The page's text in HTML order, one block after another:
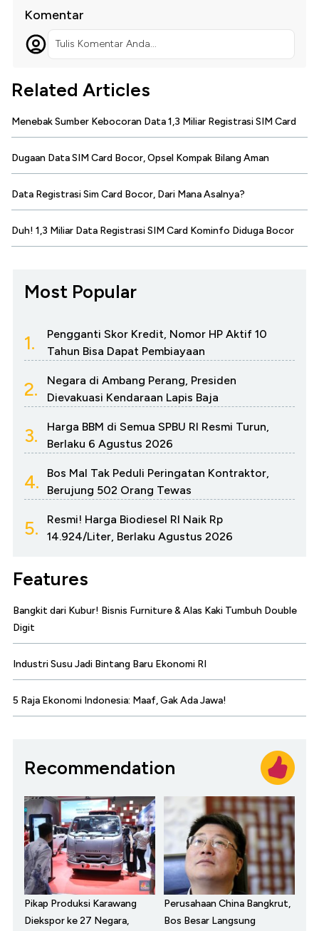
Komentar
Tulis Komentar Anda...
Related Articles
Menebak Sumber Kebocoran Data 1,3 Miliar Registrasi SIM Card
Dugaan Data SIM Card Bocor, Opsel Kompak Bilang Aman
Data Registrasi Sim Card Bocor, Dari Mana Asalnya?
Duh! 1,3 Miliar Data Registrasi SIM Card Kominfo Diduga Bocor
Most Popular
1.
Pengganti Skor Kredit, Nomor HP Aktif 10
Tahun Bisa Dapat Pembiayaan
2.
Negara di Ambang Perang, Presiden
Dievakuasi Kendaraan Lapis Baja
3.
Harga BBM di Semua SPBU RI Resmi Turun,
Berlaku 6 Agustus 2026
4.
Bos Mal Tak Peduli Peringatan Kontraktor,
Berujung 502 Orang Tewas
5.
Resmi! Harga Biodiesel RI Naik Rp
14.924/Liter, Berlaku Agustus 2026
Features
Bangkit dari Kubur! Bisnis Furniture & Alas Kaki Tumbuh Double
Digit
Industri Susu Jadi Bintang Baru Ekonomi RI
5 Raja Ekonomi Indonesia: Maaf, Gak Ada Jawa!
Recommendation
Pikap Produksi Karawang
Diekspor ke 27 Negara,
Perusahaan China Bangkrut,
Bos Besar Langsung